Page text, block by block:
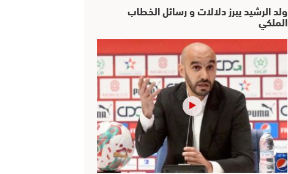
ولد الرشيد يبرز دلالات و رسائل الخطاب
الملكي